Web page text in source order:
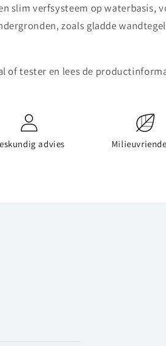
slim verfsysteem op waterbasis,
zoals gladde
of tester en lees de
advies